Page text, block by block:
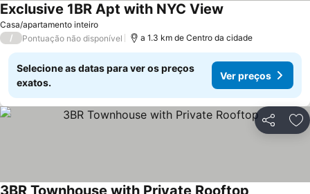
Casa/apartamento inteiro
Exclusive 1BR Apt with NYC View
/ Pontuação não disponível a 1.3 km de Centro da cidade
Selecione as datas para ver os preços
exatos.
Ver preços
Partilhar
3BR Townhouse with Private Rooftop